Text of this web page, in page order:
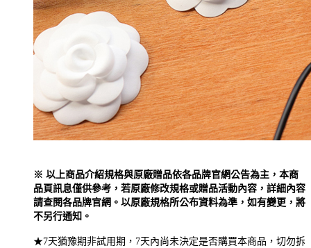
※ 以上商品介紹規格與原廠贈品依各品牌官網公告為主，本商
品頁訊息僅供參考，若原廠修改規格或贈品活動內容，詳細內容
請查閱各品牌官網。以原廠規格所公布資料為準，如有變更，將
不另行通知。
★7天猶豫期非試用期，7天內尚未決定是否購買本商品，切勿拆